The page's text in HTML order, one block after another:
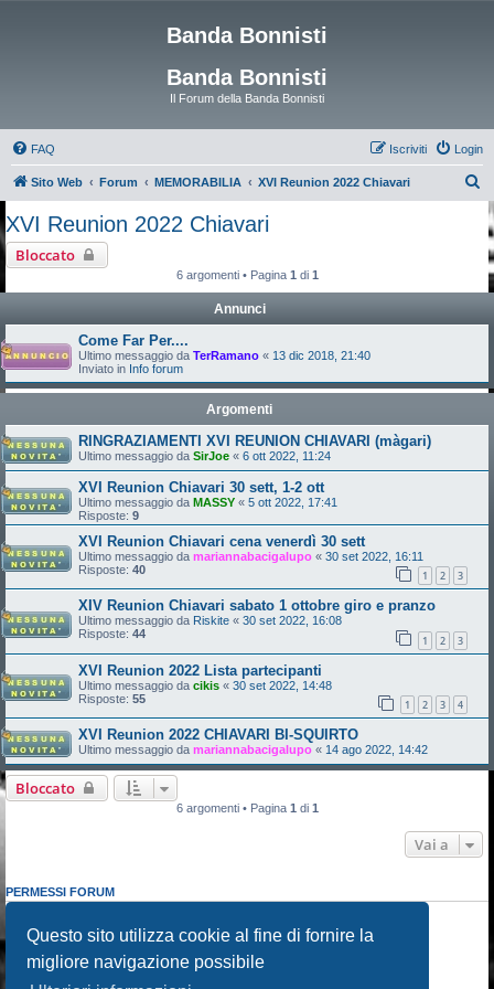
Questo sito utilizza cookie al fine di fornire la
migliore navigazione possibile
Banda Bonnisti
Banda Bonnisti
Il Forum della Banda Bonnisti
FAQ Login
Iscriviti
Sito Web Forum MEMORABILIA XVI Reunion 2022 Chiavari
XVI Reunion 2022 Chiavari
Bloccato
6 argomenti • Pagina 1 di 1
Annunci
Come Far Per....
Ultimo messaggio da TerRamano « 13 dic 2018, 21:40
Inviato in Info forum
Argomenti
RINGRAZIAMENTI XVI REUNION CHIAVARI (màgari)
Ultimo messaggio da SirJoe « 6 ott 2022, 11:24
XVI Reunion Chiavari 30 sett, 1-2 ott
Ultimo messaggio da MASSY « 5 ott 2022, 17:41
Risposte: 9
XVI Reunion Chiavari cena venerdì 30 sett
Ultimo messaggio da mariannabacigalupo « 30 set 2022, 16:11
Risposte: 40 1 2 3
XIV Reunion Chiavari sabato 1 ottobre giro e pranzo
Ultimo messaggio da Riskite « 30 set 2022, 16:08
Risposte: 44 1 2 3
XVI Reunion 2022 Lista partecipanti
Ultimo messaggio da cikis « 30 set 2022, 14:48
Risposte: 55 1 2 3 4
XVI Reunion 2022 CHIAVARI BI-SQUIRTO
Ultimo messaggio da mariannabacigalupo « 14 ago 2022, 14:42
Bloccato
6 argomenti • Pagina 1di 1
Vai a
PERMESSI FORUM
Non puoi rispondere negli argomenti
Non puoimodificare i tuoi messaggi
Non puoi cancellare i tuoi messaggi
Non puoi
inviare allegati